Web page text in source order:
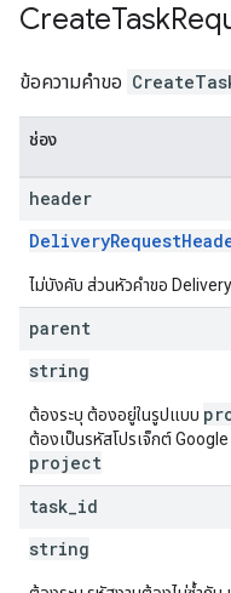
CreateTask
ข้อความคำขอ
ช่อง
header
ไม่บังคับ ส่วนหัวคำขอ
parent
string
ต้องระบุ ต้องอยู่ในรูปแบบ
ต้องเป็นรหัสโปรเจ็กต์ Google
project
task id
string